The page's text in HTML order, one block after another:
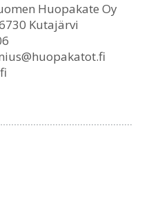
Huopakate Oy
Kutajärvi